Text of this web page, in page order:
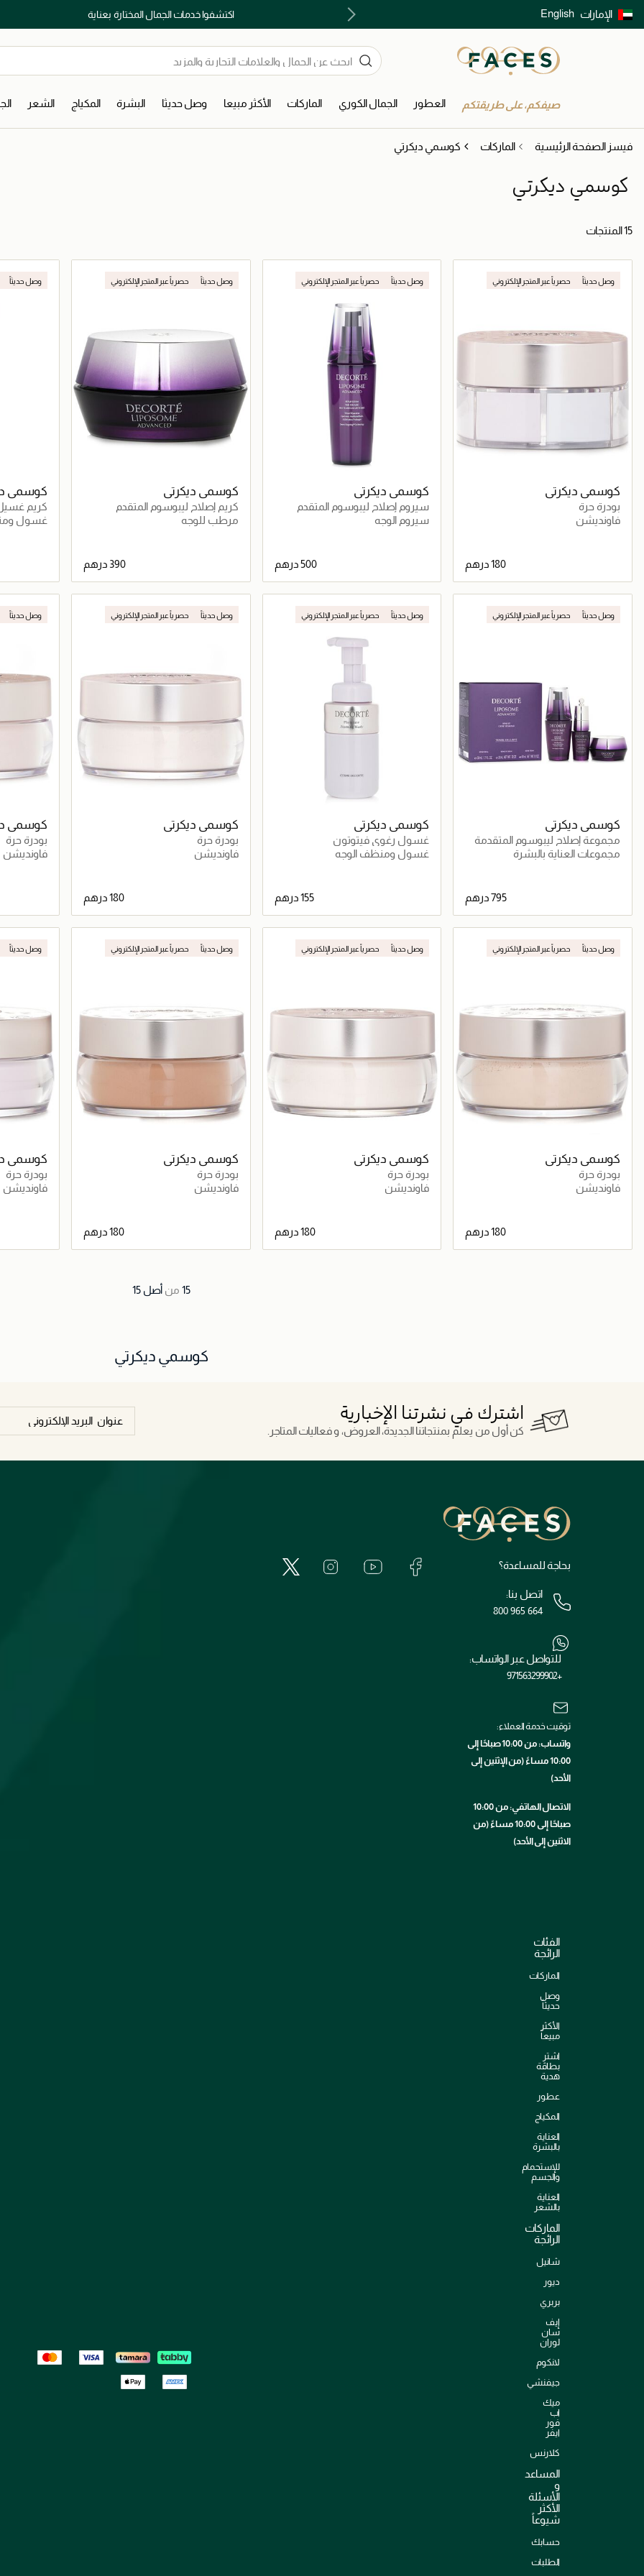
الإمارات English اكتشفوا خدمات الجمال المختارة بعناية توصيل سريع على جميع الطلبات ما فوق 299 درهم
صيفكم، على طريقتكم العطور الجمال الكوري الماركات الأكثر مبيعا وصل حديثا البشرة المكياج الشعر
فيسز الصفحة الرئيسية الماركات كوسمي ديكرتي
كوسمي ديكرتي
15 المنتجات
وصل حديثاً حصرياً عبر المتجر الإلكتروني
كوسمي ديكرتي
بودرة حرة
فاونديشن
جاري تحميل التفاصيل
وصل حديثاً حصرياً عبر المتجر الإلكتروني
كوسمي ديكرتي
سيروم إصلاح ليبوسوم المتقدم
سيروم الوجه
⁦500⁩ درهم
جاري تحميل التفاصيل
وصل حديثاً حصرياً عبر المتجر الإلكتروني
كوسمي ديكرتي
كريم إصلاح ليبوسوم المتقدم
مرطب للوجه
جاري تحميل التفاصيل
وصل حديثاً
كوسمي
كريم
غسول
وصل حديثاً حصرياً عبر المتجر الإلكتروني
كوسمي ديكرتي
مجموعة إصلاح ليبوسوم المتقدمة
مجموعات العناية بالبشرة
جاري تحميل التفاصيل
وصل حديثاً حصرياً عبر المتجر الإلكتروني
كوسمي ديكرتي
غسول رغوي فيتوتون
غسول ومنظف الوجه
⁦155⁩ درهم
جاري تحميل التفاصيل
وصل حديثاً حصرياً عبر المتجر الإلكتروني
كوسمي ديكرتي
بودرة حرة
فاونديشن
جاري تحميل التفاصيل
وصل حديثاً
كوسمي
بودرة حرة
فاونديشن
وصل حديثاً حصرياً عبر المتجر الإلكتروني
كوسمي ديكرتي
بودرة حرة
فاونديشن
وصل حديثاً حصرياً عبر المتجر الإلكتروني
كوسمي ديكرتي
بودرة حرة
فاونديشن
⁦180⁩ درهم
وصل حديثاً حصرياً عبر المتجر الإلكتروني
كوسمي ديكرتي
بودرة حرة
فاونديشن
وصل حديثاً
كوسمي
بودرة حرة
فاونديشن
15 من أصل 15
كوسمي ديكرتي
اشترك في نشرتنا الإخبارية
كن أول من يعلم بمنتجاتنا الجديدة، العروض، و فعاليات المتاجر.
بحاجة للمساعدة؟
اتصل بنا:
800 965 664
للتواصل عبر الواتساب:
+971563299902
توقيت خدمة العملاء:
واتساب: من 10:00 صباحًا إلى
10:00 مساءً (من الإثنين إلى
الأحد)
الاتصال الهاتفي: من 10:00
صباحًا إلى 10:00 مساءً (من
الاثنين إلى الأحد)
الفئات
الرائجة
الماركات
وصل
حديثاً
الأكثر
مبيعاً
اشترِ
بطاقة
هدية
عطور
المكياج
العناية
بالبشرة
للإستحمام
والجسم
العناية
بالشعر
الماركات
الرائجة
شانيل
ديور
بربري
إيف
سان
لوران
لانكوم
جيفنشي
ميك
اب
فور
ايفر
كلارنس
المساعد
و
الأسئلة
الأكثر
شيوعاً
حسابك
الطلبات